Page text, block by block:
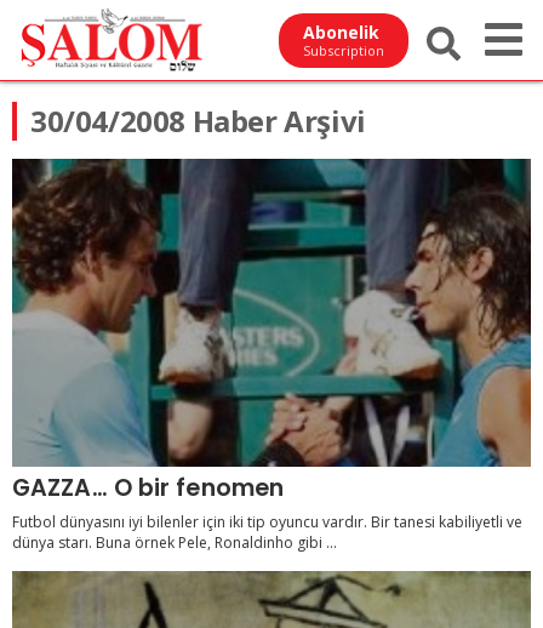
Abonelik
Subscription
30/04/2008 Haber Arşivi
GAZZA… O bir fenomen
Futbol dünyasını iyi bilenler için iki tip oyuncu vardır. Bir tanesi kabiliyetli ve
dünya starı. Buna örnek Pele, Ronaldinho gibi ...